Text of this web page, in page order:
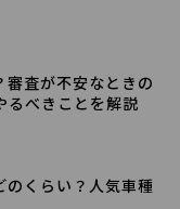
審査が不安なときの
るべきことを解説
のくらい？人気車種